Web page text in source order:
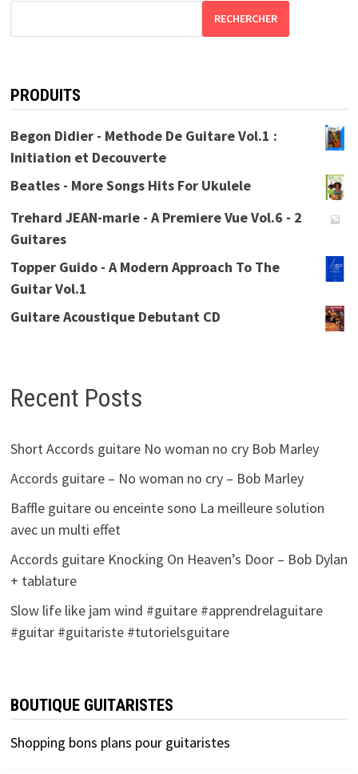
RECHERCHER
PRODUITS
Begon Didier - Methode De Guitare Vol.1 :
Initiation et Decouverte
Beatles - More Songs Hits For Ukulele
Trehard JEAN-marie - A Premiere Vue Vol.6 - 2
Guitares
Topper Guido - A Modern Approach To The
Guitar Vol.1
Guitare Acoustique Debutant CD
Recent Posts
Short Accords guitare No woman no cry Bob Marley
Accords guitare – No woman no cry – Bob Marley
Baffle guitare ou enceinte sono La meilleure solution
avec un multi effet
Accords guitare Knocking On Heaven’s Door – Bob Dylan
+ tablature
Slow life like jam wind #guitare #apprendrelaguitare
#guitar #guitariste #tutorielsguitare
BOUTIQUE GUITARISTES
Shopping bons plans pour guitaristes